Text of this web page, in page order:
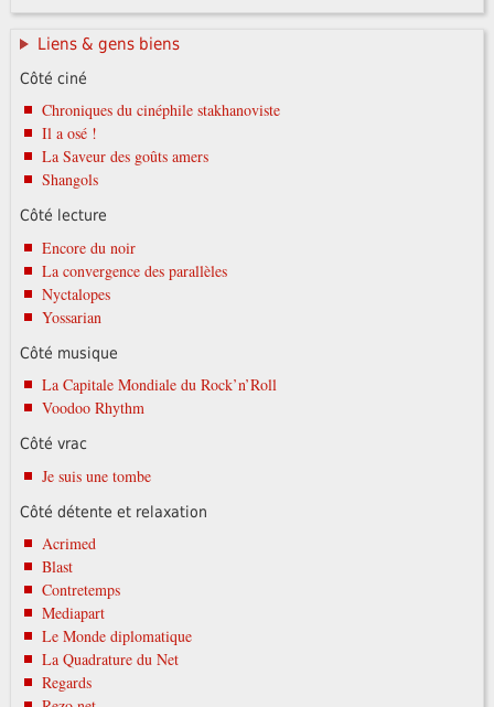
Liens & gens biens
Côté ciné
Chroniques du cinéphile stakhanoviste
Il a osé !
La Saveur des goûts amers
Shangols
Côté lecture
Encore du noir
La convergence des parallèles
Nyctalopes
Yossarian
Côté musique
La Capitale Mondiale du Rock’n’Roll
Voodoo Rhythm
Côté vrac
Je suis une tombe
Côté détente et relaxation
Acrimed
Blast
Contretemps
Mediapart
Le Monde diplomatique
La Quadrature du Net
Regards